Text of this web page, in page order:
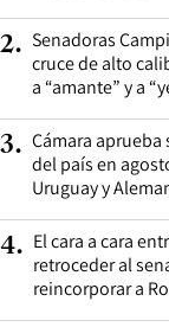
2. Senadoras
cruce de alto
a “amante” y a
3. Cámara
del país en
Uruguay y
4. El cara a cara
retroceder al
reincorporar a